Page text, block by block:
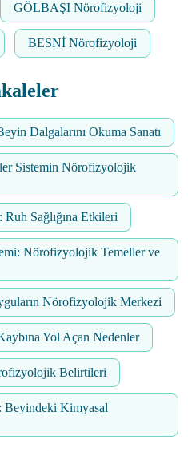
GÖLBAŞI Nörofizyoloji
BESNİ Nörofizyoloji
Dalgalarını Okuma Sanatı
Sistemin Nörofizyolojik
Sağlığına Etkileri
Nörofizyolojik Temeller ve
Nörofizyolojik Merkezi
Yol Açan Nedenler
Belirtileri
Kimyasal